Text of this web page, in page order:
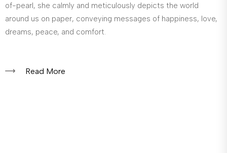
of-pearl, she calmly and meticulously depicts the world
around us on paper, conveying messages of happiness, love,
dreams, peace, and comfort.
Read More